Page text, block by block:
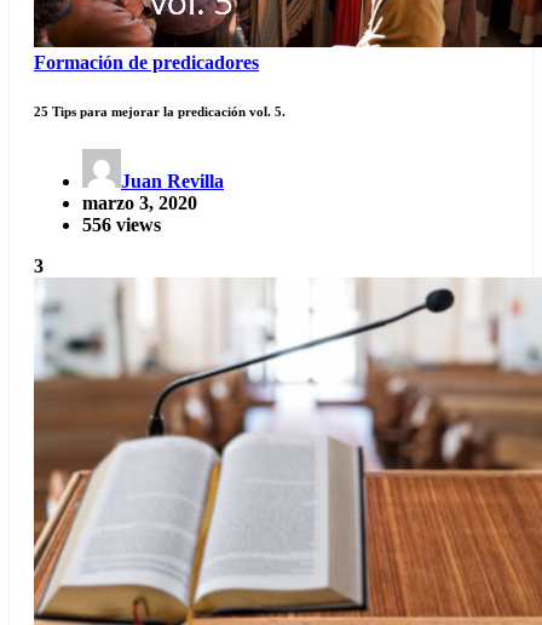
Formación de predicadores
25 Tips para mejorar la predicación vol. 5.
Juan Revilla
marzo 3, 2020
556 views
3